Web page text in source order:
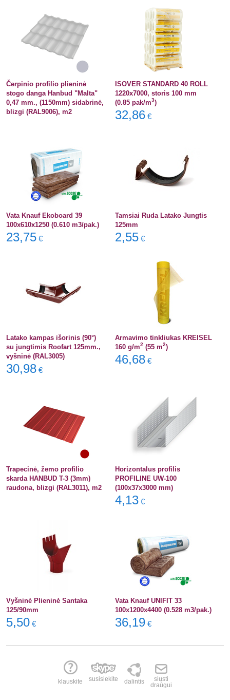
Čerpinio profilio plieninė
stogo danga Hanbud "Malta"
0,47 mm., (1150mm) sidabrinė,
blizgi (RAL9006), m2
ISOVER STANDARD 40 ROLL
1220x7000, storis 100 mm
(0.85 pak/m3)
32,86 €
Vata Knauf Ekoboard 39
100x610x1250 (0.610 m3/pak.)
23,75 €
Tamsiai Ruda Latako Jungtis
125mm
2,55 €
Latako kampas išorinis (90°)
su jungtimis Roofart 125mm.,
vyšninė (RAL3005)
30,98 €
Armavimo tinkliukas KREISEL
160 g/m2(55 m2)
46,68 €
Trapecinė, žemo profilio
skarda HANBUD T-3 (3mm)
raudona, blizgi (RAL3011), m2
Horizontalus profilis
PROFILINE UW-100
(100x37x3000 mm)
4,13 €
Vyšninė Plieninė Santaka
125/90mm
5,50 €
Vata Knauf UNIFIT 33
100x1200x4400 (0.528 m3/pak.)
36,19 €
klauskite susisiekite dalintis
siųsti
draugui